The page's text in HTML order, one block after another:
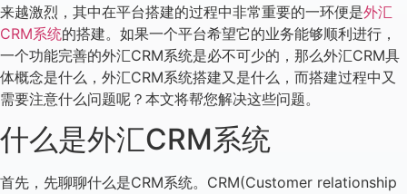
来越激烈，其中在平台搭建的过程中非常重要的一环便是外汇
CRM系统的搭建。如果一个平台希望它的业务能够顺利进行，
一个功能完善的外汇CRM系统是必不可少的，那么外汇CRM具
体概念是什么，外汇CRM系统搭建又是什么，而搭建过程中又
需要注意什么问题呢？本文将帮您解决这些问题。
什么是外汇CRM系统
首先，先聊聊什么是CRM系统。CRM(Customer relationship